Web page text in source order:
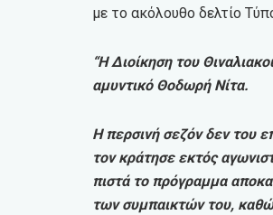
με το ακόλουθο δελτίο
“Η Διοίκηση του
αμυντικό Θοδωρή Νίτα.
Η περσινή σεζόν δεν του
τον κράτησε εκτός
πιστά το πρόγραμμα
των συμπαικτών του,